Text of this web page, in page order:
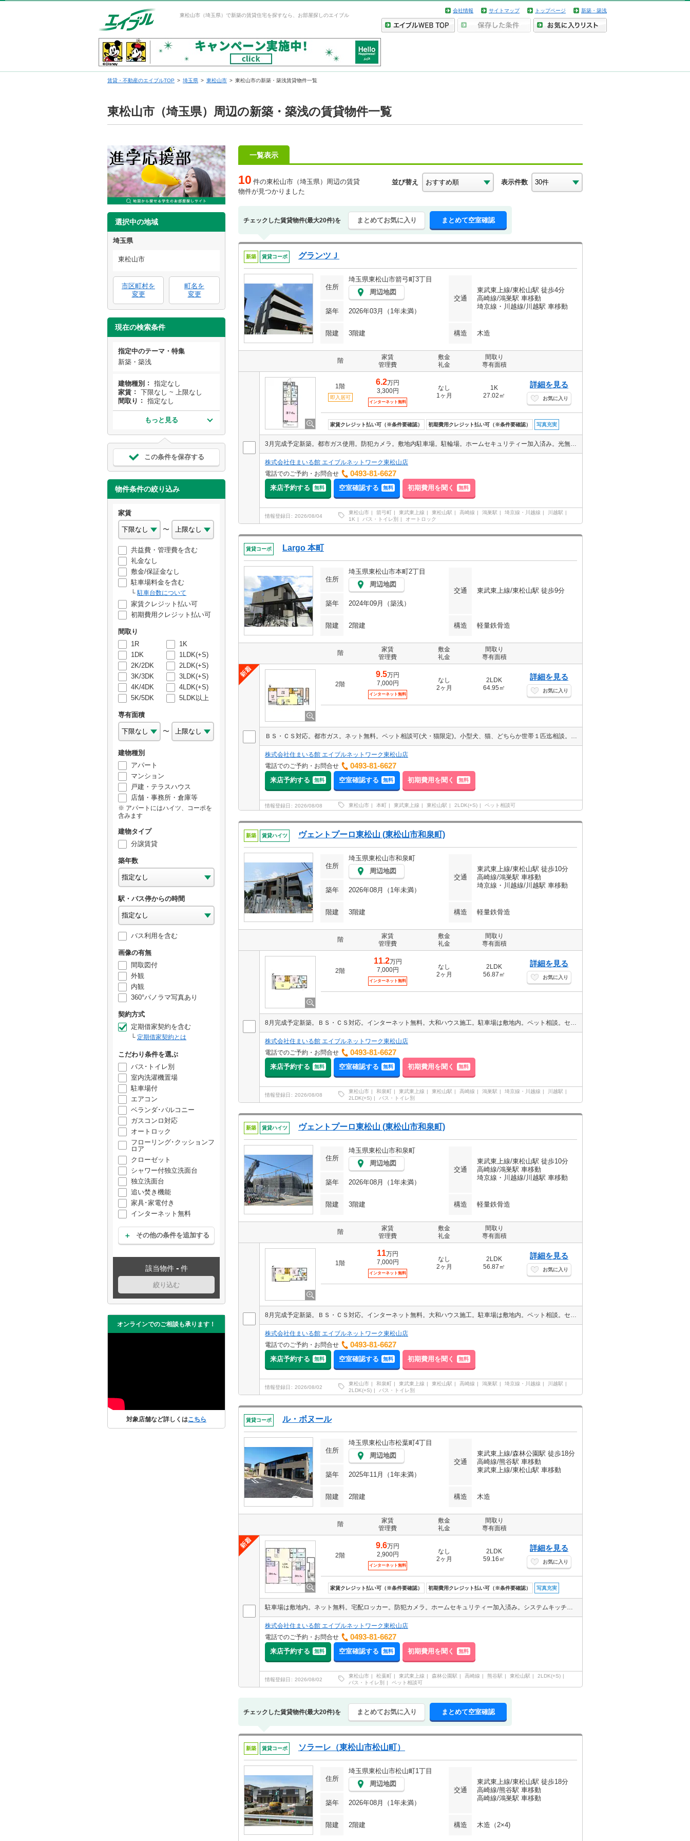
東松山市（埼玉県）で新築の賃貸住宅を探すなら、お部屋探しのエイブル
会社情報 サイトマップ トップページ 新築・築浅
賃貸・不動産のエイブルTOP 埼玉県 東松山市 東松山市の新築・築浅賃貸物件一覧
東松山市（埼玉県）周辺の新築・築浅の賃貸物件一覧
選択中の地域
埼玉県
東松山市
市区町村を
変更
町名を
変更
現在の検索条件
指定中のテーマ・特集
新築・築浅
建物種別
指定なし
家賃
下限なし ~ 上限なし
間取り
指定なし
もっと見る
この条件を保存する
物件条件の絞り込み
家賃
〜
共益費・管理費を含む
礼金なし
敷金/保証金なし
駐車場料金を含む
駐車台数について
家賃クレジット払い可
初期費用クレジット払い可
間取り
1R
1K
1DK
1LDK(+S)
2K/2DK
2LDK(+S)
3K/3DK
3LDK(+S)
4K/4DK
4LDK(+S)
5K/5DK
5LDK以上
専有面積
〜
建物種別
アパート
マンション
戸建・テラスハウス
店舗・事務所・倉庫等
アパートにはハイツ、コーポを
含みます
建物タイプ
分譲賃貸
築年数
駅・バス停からの時間
バス利用を含む
画像の有無
間取図付
外観
内観
360°パノラマ写真あり
契約方式
定期借家契約を含む
定期借家契約とは
こだわり条件を選ぶ
バス･トイレ別
室内洗濯機置場
駐車場付
エアコン
ベランダ･バルコニー
ガスコンロ対応
オートロック
フローリング･クッションフ
ロア
クローゼット
シャワー付独立洗面台
独立洗面台
追い焚き機能
家具･家電付き
インターネット無料
その他の条件を追加する
該当物件 - 件
絞り込む
オンラインでのご相談も承ります！
対象店舗など詳しくはこちら
一覧表示
10 件の東松山市（埼玉県）周辺の賃貸
物件が見つかりました
並び替え 表示件数
チェックした賃貸物件(最大20件)を まとめてお気に入り まとめて空室確認
新築 賃貸コーポ グランツＪ
住所
埼玉県東松山市箭弓町3丁目
周辺地図
交通
東武東上線/東松山駅 徒歩4分
高崎線/鴻巣駅 車移動
埼京線・川越線/川越駅 車移動
築年 2026年03月（1年未満）
階建 3階建 構造 木造
階
家賃
管理費
敷金
礼金
間取り
専有面積
1階
即入居可
6.2万円
3,300円
インターネット無料
なし
1ヶ月
1K
27.02㎡
詳細を見る
お気に入り
家賃クレジット払い可（※条件要確認） 初期費用クレジット払い可（※条件要確認） 写真充実
3月完成予定新築。都市ガス使用。防犯カメラ。敷地内駐車場。駐輪場。ホームセキュリティー加入済み。光無料。
株式会社住まいる館 エイブルネットワーク東松山店
電話でのご予約・お問合せ
0493-81-6627
来店予約する 無料 空室確認する 無料 初期費用を聞く 無料
情報登録日 2026/08/04
東松山市 箭弓町 東武東上線 東松山駅 高崎線 鴻巣駅 埼京線・川越線
川越駅
1K
バス・トイレ別 オートロック
賃貸コーポ Largo 本町
住所
埼玉県東松山市本町2丁目
周辺地図
交通
東武東上線/東松山駅 徒歩9分
築年
2024年09月（築浅）
階建 2階建 構造 軽量鉄骨造
階
家賃
管理費
敷金
礼金
間取り
専有面積
2階
9.5万円
7,000円
インターネット無料
なし
2ヶ月
2LDK
64.95㎡
詳細を見る
お気に入り
ＢＳ・ＣＳ対応。都市ガス。ネット無料。ペット相談可(犬・猫限定)。小型犬、猫、どちらか世帯１匹迄相談。ホームセキュリティー加入済み。駐車場は敷地内。
株式会社住まいる館 エイブルネットワーク東松山店
電話でのご予約・お問合せ
0493-81-6627
来店予約する 無料 空室確認する 無料 初期費用を聞く 無料
情報登録日 2026/08/08 東松山市 本町 東武東上線 東松山駅 2LDK(+S) ペット相談可
新築 賃貸ハイツ ヴェントプーロ東松山 (東松山市和泉町)
住所
埼玉県東松山市和泉町
周辺地図
交通
東武東上線/東松山駅 徒歩10分
高崎線/鴻巣駅 車移動
埼京線・川越線/川越駅 車移動
築年 2026年08月（1年未満）
階建 3階建 構造 軽量鉄骨造
階
家賃
管理費
敷金
礼金
間取り
専有面積
2階
11.2万円
7,000円
インターネット無料
なし
2ヶ月
2LDK
56.87㎡
詳細を見る
お気に入り
8月完成予定新築。ＢＳ・ＣＳ対応。インターネット無料。大和ハウス施工。駐車場は敷地内。ペット相談。セコム加入。
株式会社住まいる館 エイブルネットワーク東松山店
電話でのご予約・お問合せ
0493-81-6627
来店予約する 無料 空室確認する 無料 初期費用を聞く 無料
情報登録日 2026/08/08
東松山市 和泉町 東武東上線 東松山駅 高崎線 鴻巣駅 埼京線・川越線
川越駅
2LDK(+S)
バス・トイレ別
新築 賃貸ハイツ ヴェントプーロ東松山 (東松山市和泉町)
住所
埼玉県東松山市和泉町
周辺地図
交通
東武東上線/東松山駅 徒歩10分
高崎線/鴻巣駅 車移動
埼京線・川越線/川越駅 車移動
築年 2026年08月（1年未満）
階建 3階建 構造 軽量鉄骨造
階
家賃
管理費
敷金
礼金
間取り
専有面積
1階
11万円
7,000円
インターネット無料
なし
2ヶ月
2LDK
56.87㎡
詳細を見る
お気に入り
8月完成予定新築。ＢＳ・ＣＳ対応。インターネット無料。大和ハウス施工。駐車場は敷地内。ペット相談。セコム加入。
株式会社住まいる館 エイブルネットワーク東松山店
電話でのご予約・お問合せ
0493-81-6627
来店予約する 無料 空室確認する 無料 初期費用を聞く 無料
情報登録日 2026/08/02
東松山市 和泉町 東武東上線 東松山駅 高崎線 鴻巣駅 埼京線・川越線
川越駅
2LDK(+S)
バス・トイレ別
賃貸コーポ ル・ボヌール
住所
埼玉県東松山市松葉町4丁目
周辺地図
交通
東武東上線/森林公園駅 徒歩18分
高崎線/熊谷駅 車移動
東武東上線/東松山駅 車移動
築年 2025年11月（1年未満）
階建 2階建 構造 木造
階
家賃
管理費
敷金
礼金
間取り
専有面積
2階
9.6万円
2,900円
インターネット無料
なし
2ヶ月
2LDK
59.16㎡
詳細を見る
お気に入り
家賃クレジット払い可（※条件要確認） 初期費用クレジット払い可（※条件要確認） 写真充実
駐車場は敷地内。ネット無料。宅配ロッカー。防犯カメラ。ホームセキュリティー加入済み。システムキッチン。ペット相談。小型犬、猫、世帯合計2匹迄相談。
株式会社住まいる館 エイブルネットワーク東松山店
電話でのご予約・お問合せ
0493-81-6627
来店予約する 無料 空室確認する 無料 初期費用を聞く 無料
情報登録日 2026/08/02
東松山市 松葉町 東武東上線 森林公園駅 高崎線 熊谷駅 東松山駅
2LDK(+S)
バス・トイレ別
ペット相談可
チェックした賃貸物件(最大20件)を まとめてお気に入り まとめて空室確認
新築 賃貸コーポ ソラーレ（東松山市松山町）
住所
埼玉県東松山市松山町1丁目
周辺地図
交通
東武東上線/東松山駅 徒歩18分
高崎線/熊谷駅 車移動
高崎線/鴻巣駅 車移動
築年 2026年08月（1年未満）
階建 2階建 構造 木造（2×4)